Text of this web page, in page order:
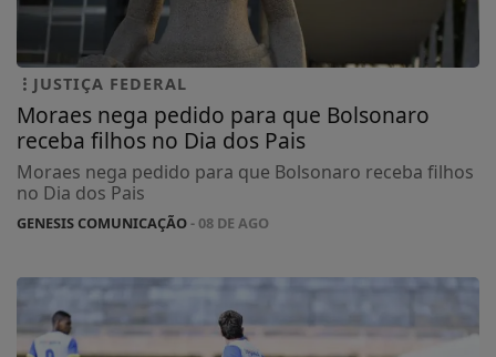
JUSTIÇA FEDERAL
Moraes nega pedido para que Bolsonaro
receba filhos no Dia dos Pais
Moraes nega pedido para que Bolsonaro receba filhos
no Dia dos Pais
GENESIS COMUNICAÇÃO- 08 DE AGO